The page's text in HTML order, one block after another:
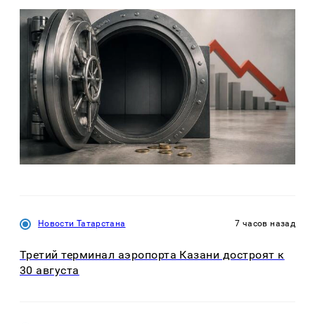
Новости Татарстана 7 часов назад
Третий терминал аэропорта Казани достроят к
30 августа